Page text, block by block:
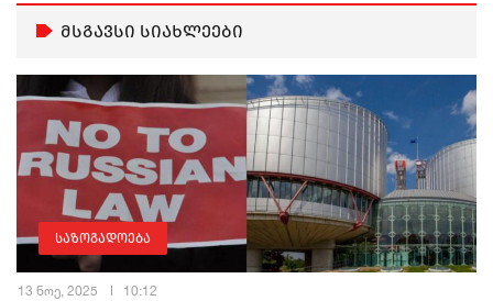
მსგავსი სიახლეები
საზოგადოება
13 ნოე, 2025 10:12